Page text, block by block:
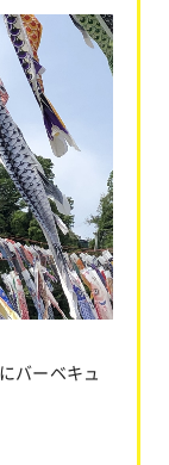
バーベキュ